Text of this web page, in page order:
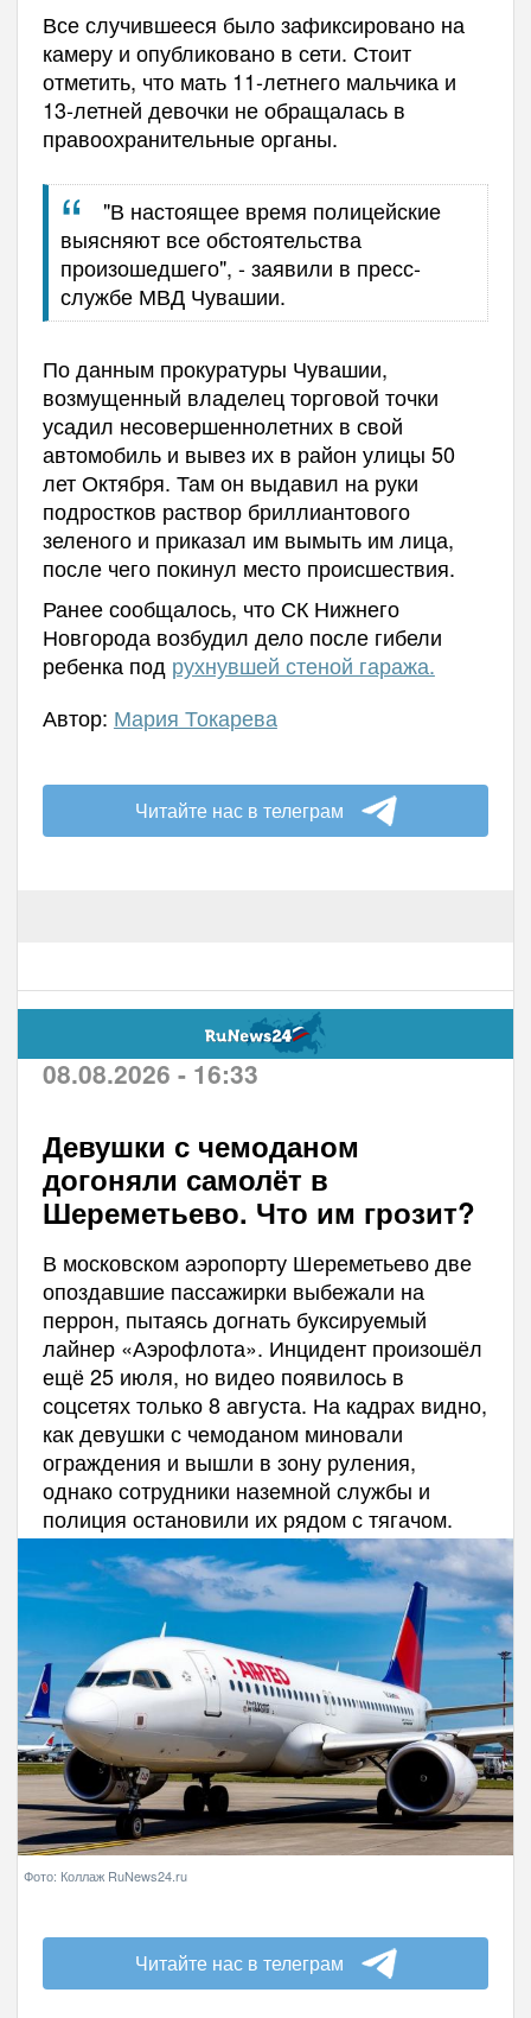
Все случившееся было зафиксировано на
камеру и опубликовано в сети. Стоит
отметить, что мать 11-летнего мальчика и
13-летней девочки не обращалась в
правоохранительные органы.
"В настоящее время полицейские
выясняют все обстоятельства
произошедшего", - заявили в пресс-
службе МВД Чувашии.
По данным прокуратуры Чувашии,
возмущенный владелец торговой точки
усадил несовершеннолетних в свой
автомобиль и вывез их в район улицы 50
лет Октября. Там он выдавил на руки
подростков раствор бриллиантового
зеленого и приказал им вымыть им лица,
после чего покинул место происшествия.
Ранее сообщалось, что СК Нижнего
Новгорода возбудил дело после гибели
ребенка под рухнувшей стеной гаража.
Автор: Мария Токарева
Читайте нас в телеграм
08.08.2026 - 16:33
Девушки с чемоданом
догоняли самолёт в
Шереметьево. Что им грозит?
В московском аэропорту Шереметьево две
опоздавшие пассажирки выбежали на
перрон, пытаясь догнать буксируемый
лайнер «Аэрофлота». Инцидент произошёл
ещё 25 июля, но видео появилось в
соцсетях только 8 августа. На кадрах видно,
как девушки с чемоданом миновали
ограждения и вышли в зону руления,
однако сотрудники наземной службы и
полиция остановили их рядом с тягачом.
Фото: Коллаж RuNews24.ru
Читайте нас в телеграм